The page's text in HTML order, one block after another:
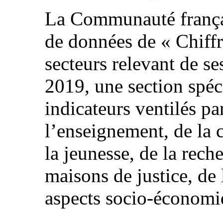
La Communauté
de données de «
secteurs relevant de
2019, une section
indicateurs ventilés
l’enseignement, de la
la jeunesse, de la
maisons de justice, de
aspects socio-